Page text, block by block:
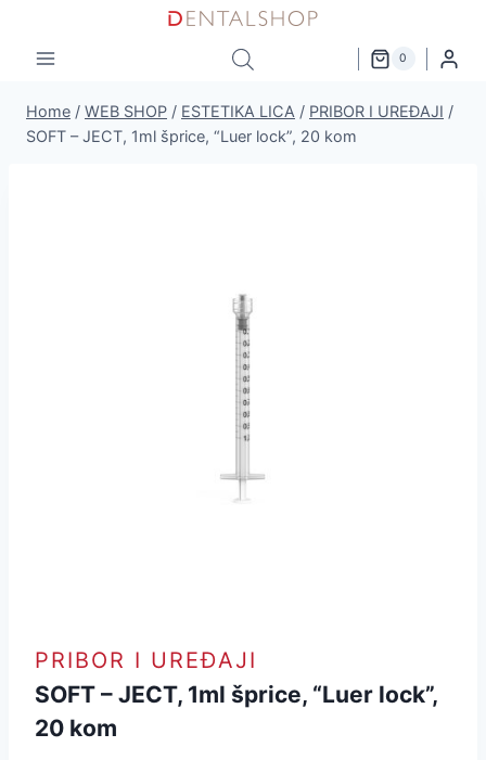
content
0
Home / WEB SHOP / ESTETIKA LICA / PRIBOR I UREĐAJI /
SOFT – JECT, 1ml šprice, “Luer lock”, 20 kom
PRIBOR I UREĐAJI
SOFT – JECT, 1ml šprice, “Luer lock”,
20 kom